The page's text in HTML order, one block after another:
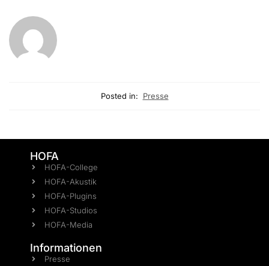
Posted in: Presse
HOFA
HOFA-College
HOFA-Akustik
HOFA-Plugins
HOFA-Studios
HOFA-Media
Informationen
Presse